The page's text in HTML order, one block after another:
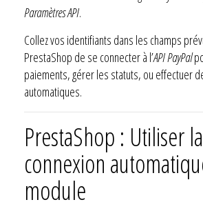
Paramètres API.
Collez vos identifiants dans les champs
PrestaShop de se connecter à l’API PayPal
paiements, gérer les statuts, ou effectuer
automatiques.
PrestaShop : Utiliser la
connexion
module